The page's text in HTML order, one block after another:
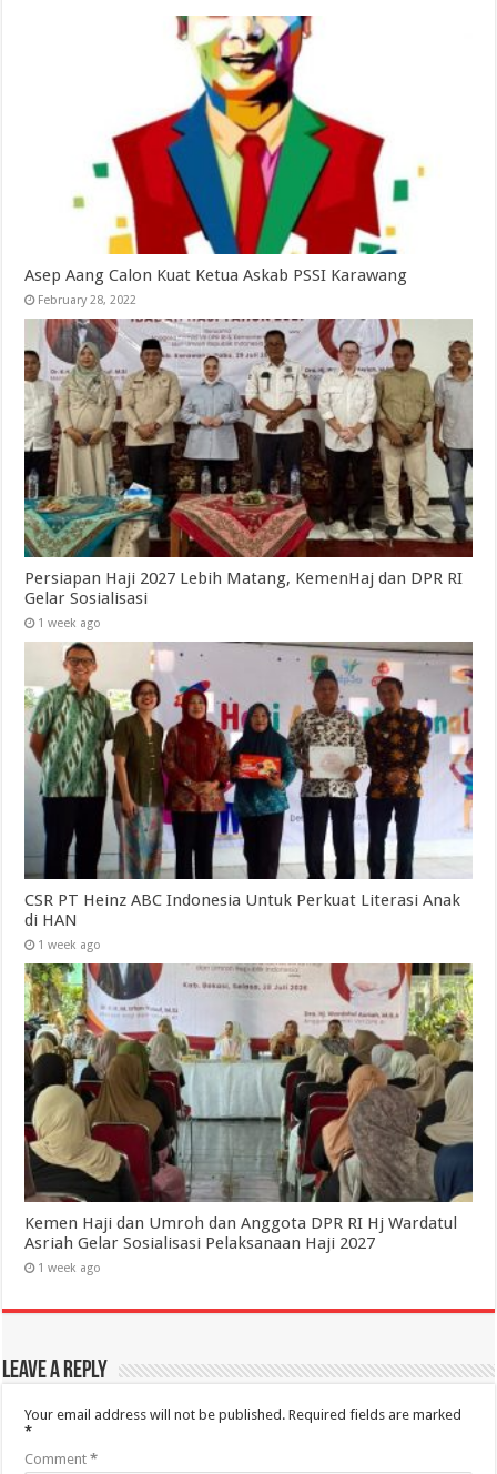
Asep Aang Calon Kuat Ketua Askab PSSI Karawang
February 28, 2022
Persiapan Haji 2027 Lebih Matang, KemenHaj dan DPR RI
Gelar Sosialisasi
1 week ago
CSR PT Heinz ABC Indonesia Untuk Perkuat Literasi Anak
di HAN
1 week ago
Kemen Haji dan Umroh dan Anggota DPR RI Hj Wardatul
Asriah Gelar Sosialisasi Pelaksanaan Haji 2027
1 week ago
Leave a Reply
Your email address will not be published. Required fields are marked
*
Comment*